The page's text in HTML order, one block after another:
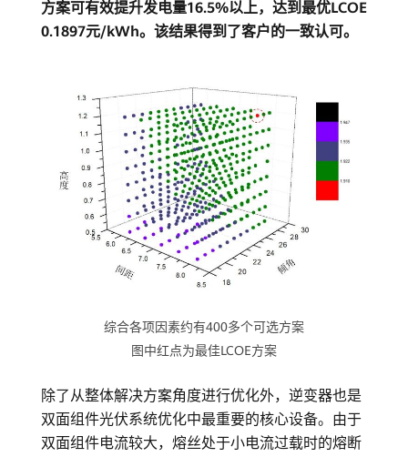
方案可有效提升发电量16.5%以上，达到最优LCOE
0.1897元/kWh。该结果得到了客户的一致认可。
综合各项因素约有400多个可选方案
图中红点为最佳LCOE方案
除了从整体解决方案角度进行优化外，逆变器也是
双面组件光伏系统优化中最重要的核心设备。由于
双面组件电流较大，熔丝处于小电流过载时的熔断